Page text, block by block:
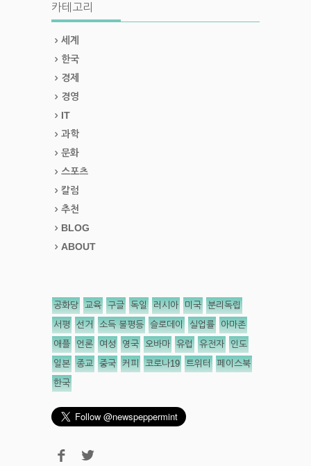
카테고리
세계
한국
경제
경영
IT
과학
문화
스포츠
칼럼
추천
BLOG
ABOUT
공화당 교육 구글 독일 러시아 미국 분리독립
서평 선거 소득 불평등 슬로데이 실업률 아마존
애플 언론 여성 영국 오바마 유럽 유전자 인도
일본 종교 중국 커피 코로나19 트위터 페이스북
한국